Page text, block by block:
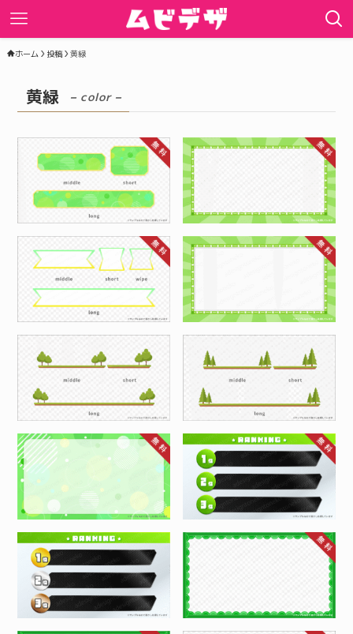
ホーム 投稿 黄緑
黄緑 – color –